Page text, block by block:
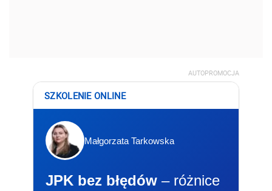
AUTOPROMOCJA
SZKOLENIE ONLINE
Małgorzata Tarkowska
JPK bez błędów – różnice